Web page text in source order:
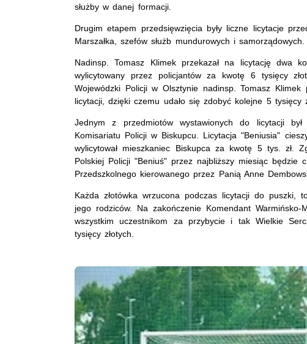
służby w danej formacji.
Drugim etapem przedsięwzięcia były liczne licytacje
Marszałka, szefów służb mundurowych i samorządowych.
Nadinsp. Tomasz Klimek przekazał na licytację dwa
wylicytowany przez policjantów za kwotę 6 tysięcy
Wojewódzki Policji w Olsztynie nadinsp. Tomasz
licytacji, dzięki czemu udało się zdobyć kolejne 5 tysięcy
Jednym z przedmiotów wystawionych do licytacji
Komisariatu Policji w Biskupcu. Licytacja "Beniusia"
wylicytował mieszkaniec Biskupca za kwotę 5 tys. zł.
Polskiej Policji "Beniuś" przez najbliższy miesiąc będzie
Przedszkolnego kierowanego przez Panią Anne
Każda złotówka wrzucona podczas licytacji do
jego rodziców. Na zakończenie Komendant Warmińsko-
wszystkim uczestnikom za przybycie i tak Wielkie
tysięcy złotych.